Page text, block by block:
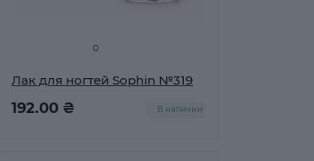
0
Лак для ногтей Sophin №319
192.00 ₴ В наличии